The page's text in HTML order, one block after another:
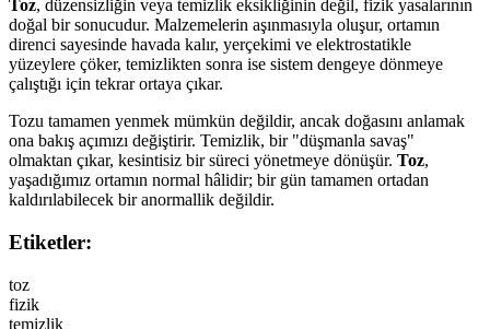
Toz, düzensizliğin veya temizlik eksikliğinin değil, fizik yasalarının
doğal bir sonucudur. Malzemelerin aşınmasıyla oluşur, ortamın
direnci sayesinde havada kalır, yerçekimi ve elektrostatikle
yüzeylere çöker, temizlikten sonra ise sistem dengeye dönmeye
çalıştığı için tekrar ortaya çıkar.
Tozu tamamen yenmek mümkün değildir, ancak doğasını anlamak
ona bakış açımızı değiştirir. Temizlik, bir "düşmanla savaş"
olmaktan çıkar, kesintisiz bir süreci yönetmeye dönüşür. Toz,
yaşadığımız ortamın normal hâlidir; bir gün tamamen ortadan
kaldırılabilecek bir anormallik değildir.
Etiketler:
toz
fizik
temizlik